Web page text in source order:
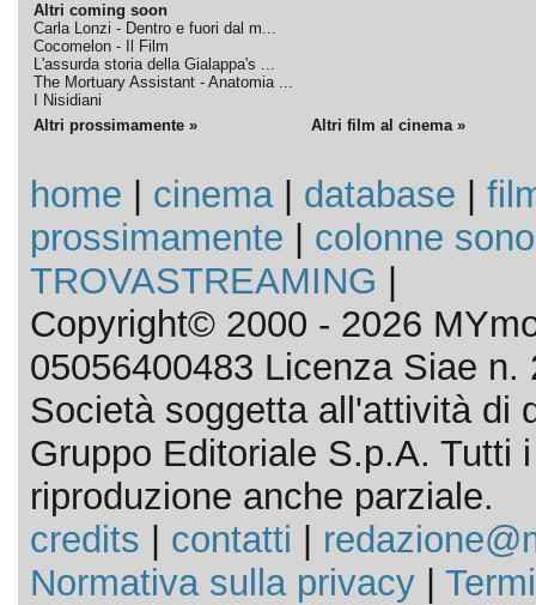
Altri coming soon
Carla Lonzi - Dentro e fuori dal m...
Cocomelon - Il Film
L'assurda storia della Gialappa's ...
The Mortuary Assistant - Anatomia ...
I Nisidiani
Altri prossimamente » Altri film al cinema »
home cinema| database
prossimamente
colonne
TROVASTREAMING
Copyright© 2000 - 2026
05056400483 Licenza Siae n.
Società soggetta all'attività di
Gruppo Editoriale S.p.A. Tutti
riproduzione anche parziale.
credits
contatti
Normativa sulla privacy|